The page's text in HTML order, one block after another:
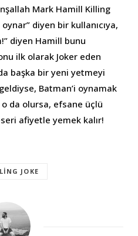
Mark Hamill Killing
diyen bir kullanıcıya,
diyen Hamill bunu
ilk olarak Joker eden
başka bir yeni yetmeyi
Batman’i oynamak
o da olursa, efsane üçlü
afiyetle yemek kalır!
JOKE